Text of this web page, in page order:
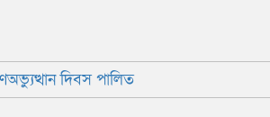
দিবস পালিত